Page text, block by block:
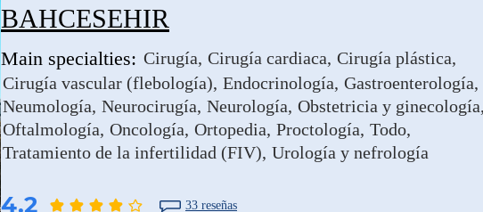
BAHCESEHIR
Main specialties: Cirugía Cirugía cardiaca Cirugía plástica
Cirugía vascular (flebología) Endocrinología Gastroenterología
Neumología Neurocirugía Neurología Obstetricia y ginecología
Oftalmología Oncología Ortopedia Proctología Todo
Tratamiento de la infertilidad (FIV) Urología y nefrología
4.2 33 reseñas